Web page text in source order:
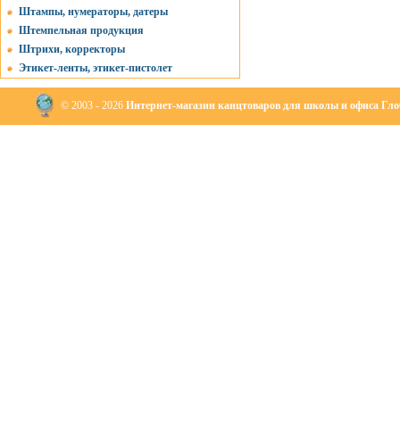
Штампы, нумераторы, датеры
Штемпельная продукция
Штрихи, корректоры
Этикет-ленты, этикет-пистолет
© 2003 - 2026 Интернет-магазин канцтоваров для школы и офиса